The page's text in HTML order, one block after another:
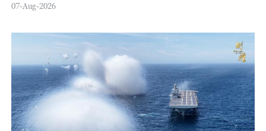
07-Aug-2026